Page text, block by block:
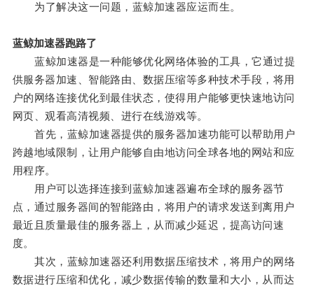
为了解决这一问题，蓝鲸加速器应运而生。
蓝鲸加速器跑路了
蓝鲸加速器是一种能够优化网络体验的工具，它通过提
供服务器加速、智能路由、数据压缩等多种技术手段，将用
户的网络连接优化到最佳状态，使得用户能够更快速地访问
网页、观看高清视频、进行在线游戏等。
首先，蓝鲸加速器提供的服务器加速功能可以帮助用户
跨越地域限制，让用户能够自由地访问全球各地的网站和应
用程序。
用户可以选择连接到蓝鲸加速器遍布全球的服务器节
点，通过服务器间的智能路由，将用户的请求发送到离用户
最近且质量最佳的服务器上，从而减少延迟，提高访问速
度。
其次，蓝鲸加速器还利用数据压缩技术，将用户的网络
数据进行压缩和优化，减少数据传输的数量和大小，从而达